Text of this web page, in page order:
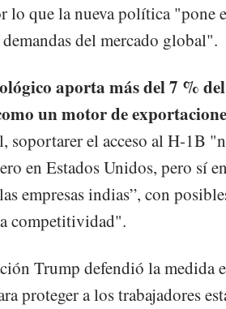
lo que la nueva política "pone
demandas del mercado global".
aporta más del 7 %
un motor de
soportarer el acceso al H-1B
en Estados Unidos, pero sí
empresas indias”, con
competitividad".
Trump defendió la medida
proteger a los trabajadores